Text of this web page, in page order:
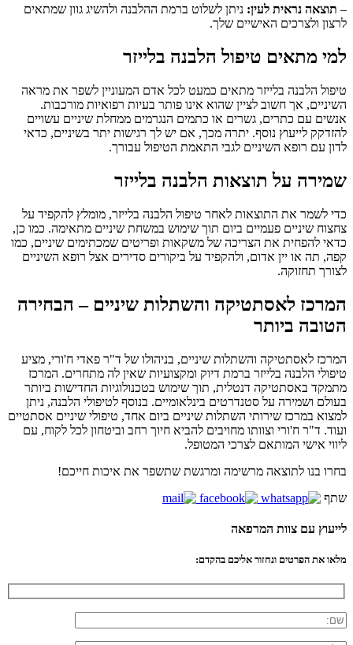
– תוצאה נראית לעין: ניתן לשלוט ברמת ההלבנה ולהשיג גוון שמתאים
לרצון ולצרכים האישיים שלך.
למי מתאים טיפול הלבנה בלייזר
טיפול הלבנה בלייזר מתאים כמעט לכל אדם המעוניין לשפר את מראה
השיניים, אך חשוב לציין שהוא אינו פותר בעיות רפואיות מורכבות.
אנשים עם כתרים, גשרים או כתמים הנגרמים ממחלת שיניים עשויים
להזדקק לייעוץ נוסף. יתרה מכך, אם יש לך רגישות יתר בשיניים, כדאי
לדון עם רופא השיניים לגבי התאמת הטיפול עבורך.
שמירה על תוצאות הלבנה בלייזר
כדי לשמר את התוצאות לאחר טיפול הלבנה בלייזר, מומלץ להקפיד על
צחצוח שיניים פעמיים ביום תוך שימוש במשחת שיניים מתאימה. כמו כן,
כדאי להפחית את הצריכה של משקאות ופריטים שמכתימים שיניים, כמו
קפה, תה או יין אדום, ולהקפיד על ביקורים סדירים אצל רופא השיניים
לצורך תחזוקה.
המרכז לאסתטיקה והשתלות שיניים – הבחירה
הטובה ביותר
המרכז לאסתטיקה והשתלות שיניים, בניהולו של ד"ר פאדי ח'ורי, מציע
טיפולי הלבנה בלייזר ברמת דיוק ומקצועיות שאין לה מתחרים. המרכז
מתמקד באסתטיקה דנטלית, תוך שימוש בטכנולוגיות החדישות ביותר
בעולם ושמירה על סטנדרטים בינלאומיים. בנוסף לטיפולי הלבנה, ניתן
למצוא במרכז שירותי השתלות שיניים ביום אחד, טיפולי שיניים אסתטיים
ועוד. ד"ר ח'ורי וצוותו מחויבים להביא חיוך רחב וביטחון לכל לקוח, עם
ליווי אישי המותאם לצרכי המטופל.
בחרו בנו לתוצאה מרשימה ומרגשת שתשפר את איכות חייכם!
שתף
לייעוץ עם צוות המרפאה
מלאו את הפרטים ונחזור אליכם בהקדם: